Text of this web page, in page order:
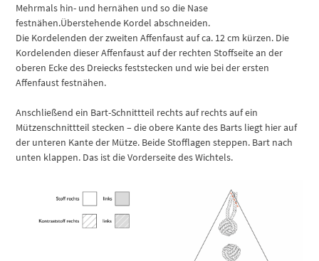
Mehrmals hin- und hernähen und so die Nase
festnähen.Überstehende Kordel abschneiden.
Die Kordelenden der zweiten Affenfaust auf ca. 12 cm kürzen. Die
Kordelenden dieser Affenfaust auf der rechten Stoffseite an der
oberen Ecke des Dreiecks feststecken und wie bei der ersten
Affenfaust festnähen.
Anschließend ein Bart-Schnittteil rechts auf rechts auf ein
Mützenschnittteil stecken – die obere Kante des Barts liegt hier auf
der unteren Kante der Mütze. Beide Stofflagen steppen. Bart nach
unten klappen. Das ist die Vorderseite des Wichtels.